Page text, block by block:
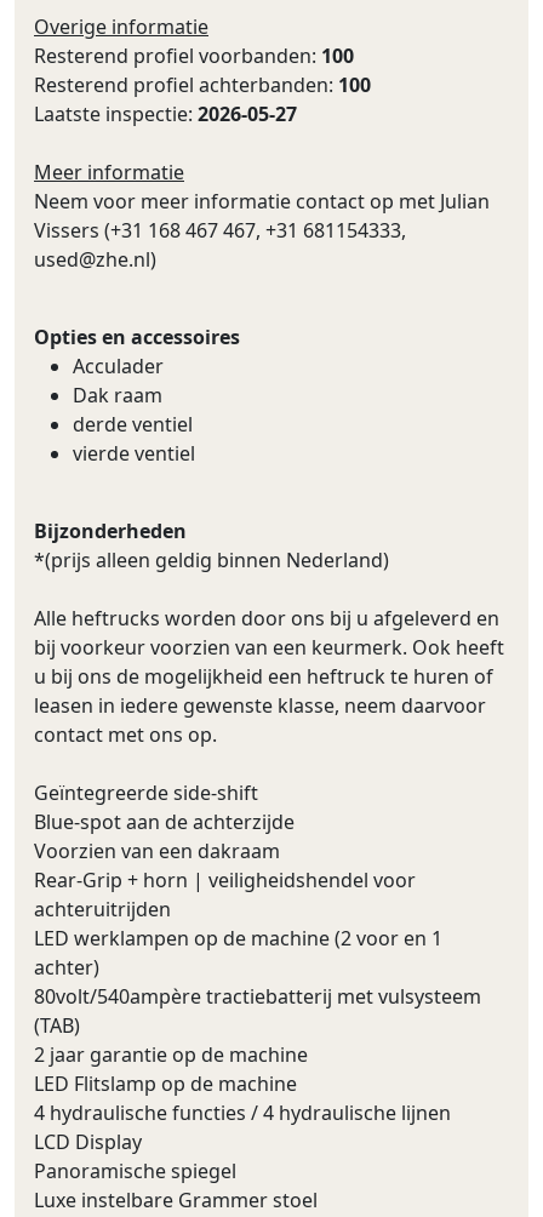
Overige informatie
Resterend profiel voorbanden: 100
Resterend profiel achterbanden: 100
Laatste inspectie: 2026-05-27
Meer informatie
Neem voor meer informatie contact op met Julian
Vissers (+31 168 467 467, +31 681154333,
used@zhe.nl)
Opties en accessoires
Acculader
Dak raam
derde ventiel
vierde ventiel
Bijzonderheden
*(prijs alleen geldig binnen Nederland)
Alle heftrucks worden door ons bij u afgeleverd en
bij voorkeur voorzien van een keurmerk. Ook heeft
u bij ons de mogelijkheid een heftruck te huren of
leasen in iedere gewenste klasse, neem daarvoor
contact met ons op.
Geïntegreerde side-shift
Blue-spot aan de achterzijde
Voorzien van een dakraam
Rear-Grip + horn | veiligheidshendel voor
achteruitrijden
LED werklampen op de machine (2 voor en 1
achter)
80volt/540ampère tractiebatterij met vulsysteem
(TAB)
2 jaar garantie op de machine
LED Flitslamp op de machine
4 hydraulische functies / 4 hydraulische lijnen
LCD Display
Panoramische spiegel
Luxe instelbare Grammer stoel